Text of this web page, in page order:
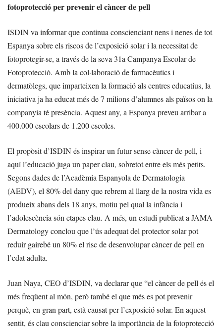
fotoprotecció per prevenir el càncer de pell
ISDIN va informar que continua conscienciant nens i nenes de tot
Espanya sobre els riscos de l’exposició solar i la necessitat de
fotoprotegir-se, a través de la seva 31a Campanya Escolar de
Fotoprotecció. Amb la col·laboració de farmacèutics i
dermatòlegs, que imparteixen la formació als centres educatius, la
iniciativa ja ha educat més de 7 milions d’alumnes als països on la
companyia té presència. Aquest any, a Espanya preveu arribar a
400.000 escolars de 1.200 escoles.
El propòsit d’ISDIN és inspirar un futur sense càncer de pell, i
aquí l’educació juga un paper clau, sobretot entre els més petits.
Segons dades de l’Acadèmia Espanyola de Dermatologia
(AEDV), el 80% del dany que rebrem al llarg de la nostra vida es
produeix abans dels 18 anys, motiu pel qual la infància i
l’adolescència són etapes clau. A més, un estudi publicat a JAMA
Dermatology conclou que l’ús adequat del protector solar pot
reduir gairebé un 80% el risc de desenvolupar càncer de pell en
l’edat adulta.
Juan Naya, CEO d’ISDIN, va declarar que “el càncer de pell és el
més freqüent al món, però també el que més es pot prevenir
perquè, en gran part, està causat per l’exposició solar. En aquest
sentit, és clau conscienciar sobre la importància de la fotoprotecció